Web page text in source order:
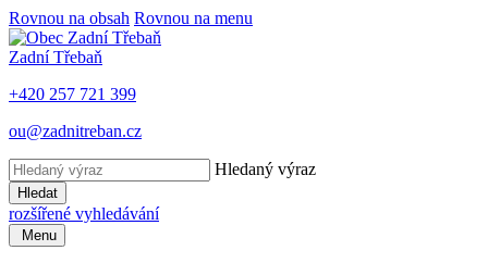
Rovnou na obsah Rovnou na menu
Zadní Třebaň
+420 257 721 399
ou@zadnitreban.cz
Hledaný výraz
Hledat
rozšířené vyhledávání
Menu